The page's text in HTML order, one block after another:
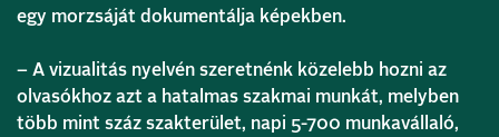
egy morzsáját dokumentálja képekben.
– A vizualitás nyelvén szeretnénk közelebb hozni az
olvasókhoz azt a hatalmas szakmai munkát, melyben
több mint száz szakterület, napi 5-700 munkavállaló,